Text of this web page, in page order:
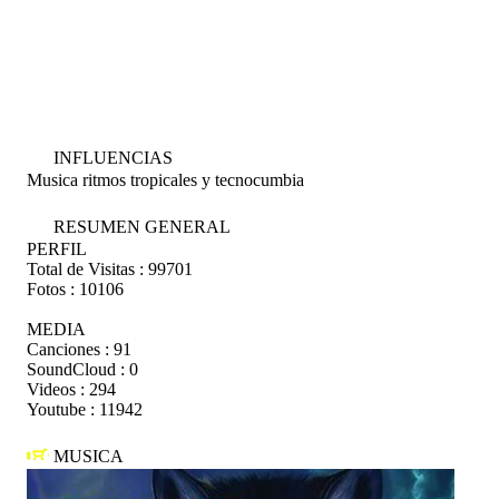
INFLUENCIAS
Musica ritmos tropicales y tecnocumbia
RESUMEN GENERAL
PERFIL
Total de Visitas : 99701
Fotos : 10106
MEDIA
Canciones : 91
SoundCloud : 0
Videos : 294
Youtube : 11942
MUSICA